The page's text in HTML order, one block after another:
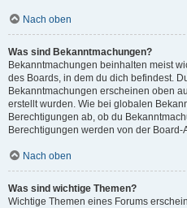
Nach oben
Was sind Bekanntmachungen?
Bekanntmachungen beinhalten meist
des Boards, in dem du dich befindest.
Bekanntmachungen erscheinen oben
erstellt wurden. Wie bei globalen
Berechtigungen ab, ob du
Berechtigungen werden von der
Nach oben
Was sind wichtige Themen?
Wichtige Themen eines Forums